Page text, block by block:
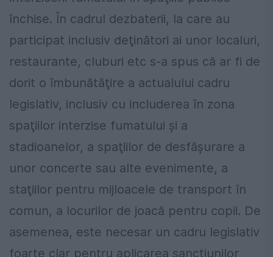
închise. În cadrul dezbaterii, la care au
participat inclusiv deţinători ai unor localuri,
restaurante, cluburi etc s-a spus că ar fi de
dorit o îmbunătăţire a actualului cadru
legislativ, inclusiv cu includerea în zona
spaţiilor interzise fumatului şi a
stadioanelor, a spaţiilor de desfăşurare a
unor concerte sau alte evenimente, a
staţiilor pentru mijloacele de transport în
comun, a locurilor de joacă pentru copii. De
asemenea, este necesar un cadru legislativ
foarte clar pentru aplicarea sancţiunilor